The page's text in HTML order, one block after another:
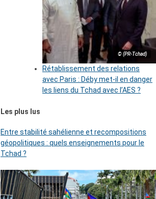
© (PR-Tchad)
Rétablissement des relations
avec Paris : Déby met-il en danger
les liens du Tchad avec l’AES ?
Les plus lus
Entre stabilité sahélienne et recompositions
géopolitiques : quels enseignements pour le
Tchad ?